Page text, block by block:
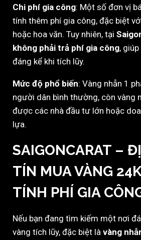
Chi phí gia công: Một số đơn vị
tính thêm phí gia công, đặc biệt
hoặc hoa văn. Tuy nhiên, tại
không phải trả phí gia công,
đáng kể khi tích lũy.
Mức độ phổ biến: Vàng nhẫn 1
người dân bình thường, còn vàng
được các nhà đầu tư lớn hoặc
lựa.
SAIGONCARAT –
TÍN MUA VÀNG
TÍNH PHÍ GIA
Nếu bạn đang tìm kiếm một nơi
vàng tích lũy, đặc biệt là vàng